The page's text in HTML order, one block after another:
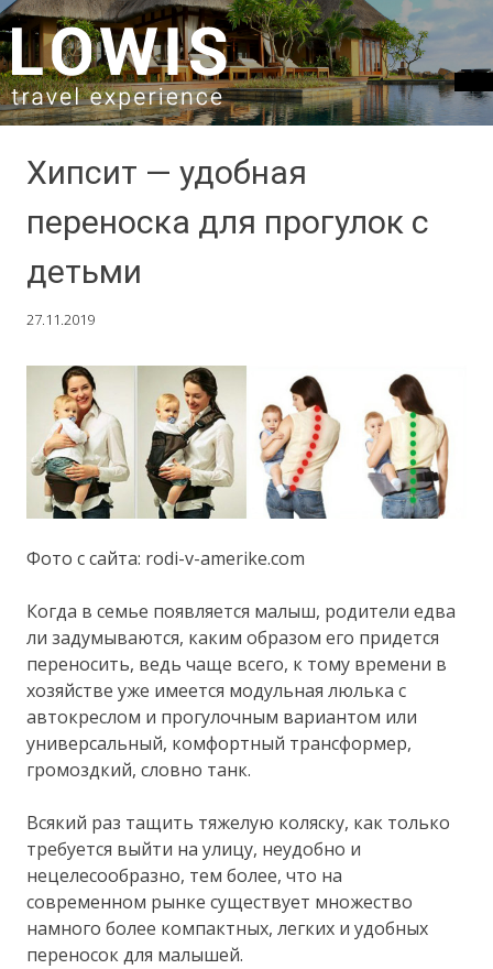
SKIP TO CONTENT
Хипсит — удобная
переноска для прогулок с
детьми
27.11.2019
Фото с сайта: rodi-v-amerike.com
Когда в семье появляется малыш, родители едва
ли задумываются, каким образом его придется
переносить, ведь чаще всего, к тому времени в
хозяйстве уже имеется модульная люлька с
автокреслом и прогулочным вариантом или
универсальный, комфортный трансформер,
громоздкий, словно танк.
Всякий раз тащить тяжелую коляску, как только
требуется выйти на улицу, неудобно и
нецелесообразно, тем более, что на
современном рынке существует множество
намного более компактных, легких и удобных
переносок для малышей.